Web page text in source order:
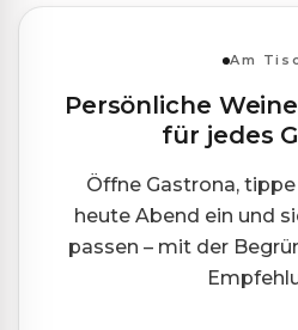
Am
Persönliche
für jedes
Öffne Gastrona,
heute Abend ein und
passen – mit der